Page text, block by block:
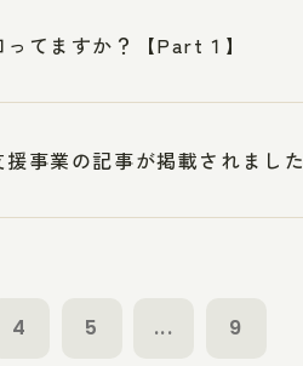
てますか？【Part１】
事業の記事が掲載されました
4 5 ... 9